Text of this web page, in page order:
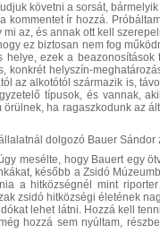
követni a sorsát,
ír hozzá.
az, és annak ott kell
ez biztosan nem fog
ezek a beazonosítások
helyszín-
az alkotótól származik is,
típusok, és vannak,
ha ragaszkodunk az
dolgozó Bauer
mesélte, hogy Bauert egy
később a Zsidó
a hitközségnél mint
zsidó hitközségi életének
lehet látni. Hozzá kell
hozzá sem nyúltam,